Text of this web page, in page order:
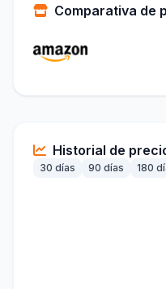
Comparativa de
Historial de
30 días 90 días 180